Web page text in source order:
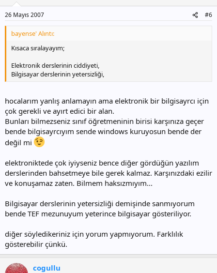
26 Mayıs 2007 #6
bayense' Alıntı:
Kısaca sıralayayım;
Elektronik derslerinin ciddiyeti,
Bilgisayar derslerinin yetersizliği,
hocalarım yanlış anlamayın ama elektronik bir bilgisayrcı için
çok gerekli ve ayırt edici bir alan.
Bunları bilmezseniz sınıf öğretmeninin birisi karşınıza geçer
bende bilgisayrcıyım sende windows kuruyosun bende der
değil mi
elektroniktede çok iyiyseniz bence diğer gördüğün yazılım
derslerinden bahsetmeye bile gerek kalmaz. Karşınızdaki ezilir
ve konuşamaz zaten. Bilmem haksızmıyım...
Bilgisayar derslerinin yetersizliği demişinde sanmıyorum
bende TEF mezunuyum yeterince bilgisayar gösteriliyor.
diğer söyledikeriniz için yorum yapmıyorum. Farklılık
gösterebilir çünkü.
cogullu